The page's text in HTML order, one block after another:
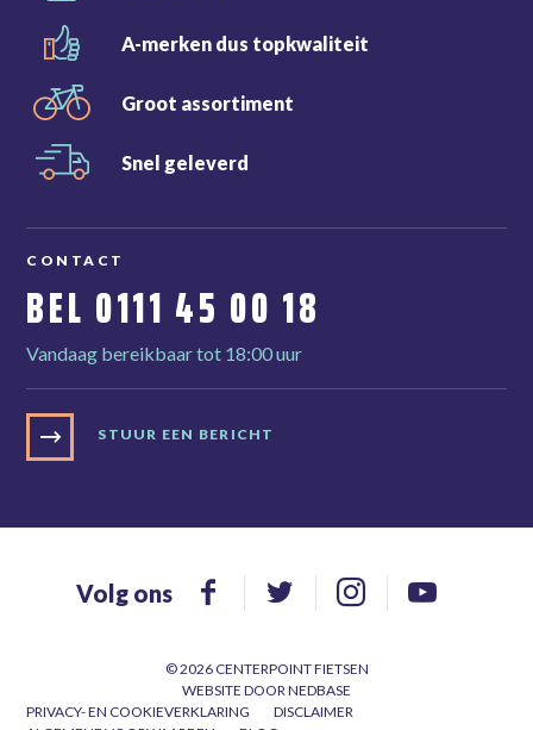
A-merken dus topkwaliteit
Groot assortiment
Snel geleverd
CONTACT
BEL 0111 45 00 18
Vandaag bereikbaar tot 18:00 uur
STUUR EEN BERICHT
© 2026 CENTERPOINT FIETSEN
WEBSITE DOORNEDBASE
PRIVACY- EN COOKIEVERKLARING
DISCLAIMER
Volg ons